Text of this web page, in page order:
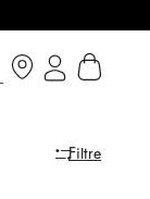
Filtre